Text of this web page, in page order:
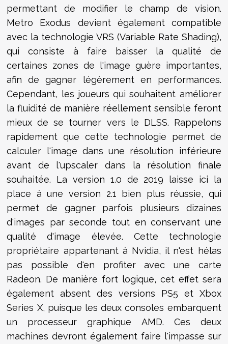
permettant de modifier le champ de vision.
Metro Exodus devient également compatible
avec la technologie VRS (Variable Rate Shading),
qui consiste à faire baisser la qualité de
certaines zones de l'image guère importantes,
afin de gagner légèrement en performances.
Cependant, les joueurs qui souhaitent améliorer
la fluidité de manière réellement sensible feront
mieux de se tourner vers le DLSS. Rappelons
rapidement que cette technologie permet de
calculer l'image dans une résolution inférieure
avant de l'upscaler dans la résolution finale
souhaitée. La version 1.0 de 2019 laisse ici la
place à une version 2.1 bien plus réussie, qui
permet de gagner parfois plusieurs dizaines
d'images par seconde tout en conservant une
qualité d'image élevée. Cette technologie
propriétaire appartenant à Nvidia, il n'est hélas
pas possible d'en profiter avec une carte
Radeon. De manière fort logique, cet effet sera
également absent des versions PS5 et Xbox
Series X, puisque les deux consoles embarquent
un processeur graphique AMD. Ces deux
machines devront également faire l'impasse sur